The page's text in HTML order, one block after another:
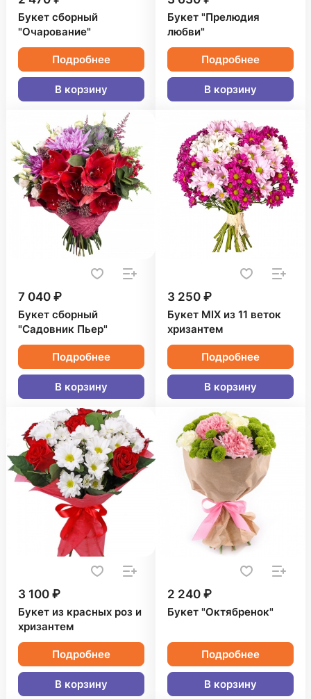
Букет сборный
"Очарование"
Подробнее
В корзину
Букет "Прелюдия
любви"
Подробнее
В корзину
7 040 ₽
Букет сборный
"Садовник Пьер"
Подробнее
В корзину
3 250 ₽
Букет MIX из 11 веток
хризантем
Подробнее
В корзину
3 100 ₽
Букет из красных роз и
хризантем
Подробнее
В корзину
2 240 ₽
Букет "Октябренок"
Подробнее
В корзину